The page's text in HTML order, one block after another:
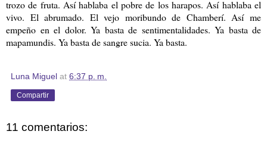
trozo de fruta. Así hablaba el pobre de los harapos. Así hablaba el
vivo. El abrumado. El vejo moribundo de Chamberí. Así me
empeño en el dolor. Ya basta de sentimentalidades. Ya basta de
mapamundis. Ya basta de sangre sucia. Ya basta.
Luna Miguel at 6:37 p. m.
Compartir
11 comentarios: